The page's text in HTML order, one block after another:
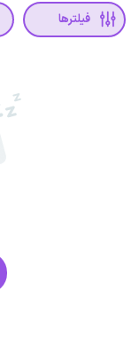
فیلترها